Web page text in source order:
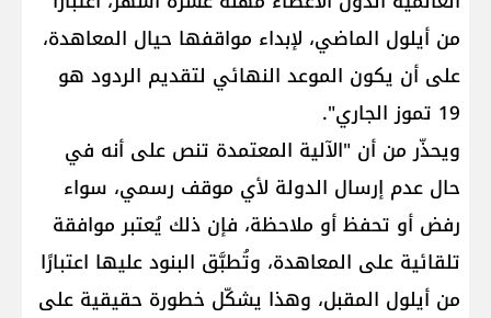
من أيلول الماضي، لإبداء مواقفها حيال المعاهدة،
على أن يكون الموعد النهائي لتقديم الردود هو
19 تموز الجاري".
ويحذّر من أن "الآلية المعتمدة تنص على أنه في
حال عدم إرسال الدولة لأي موقف رسمي، سواء
رفض أو تحفظ أو ملاحظة، فإن ذلك يُعتبر موافقة
تلقائية على المعاهدة، وتُطبَّق البنود عليها اعتبارًا
من أيلول المقبل، وهذا يشكّل خطورة حقيقية على